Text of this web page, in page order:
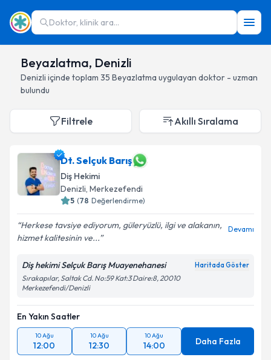
Doktor, klinik ara...
Beyazlatma, Denizli
Denizli içinde toplam 35 Beyazlatma uygulayan doktor - uzman
bulundu
Filtrele Akıllı Sıralama
Dt. Selçuk Barış
Diş Hekimi
Denizli, Merkezefendi
5 (78 Değerlendirme)
Herkese tavsiye ediyorum, güleryüzlü, ilgi ve alakanın,
hizmet kalitesinin ve...
Devamı
Diş hekimi Selçuk Barış Muayenehanesi Haritada Göster
Sırakapılar, Saltak Cd. No:59 Kat:3 Daire:8, 20010
Merkezefendi/Denizli
En Yakın Saatler
10 Ağu
12:00
10 Ağu
12:30
10 Ağu
14:00 Daha Fazla